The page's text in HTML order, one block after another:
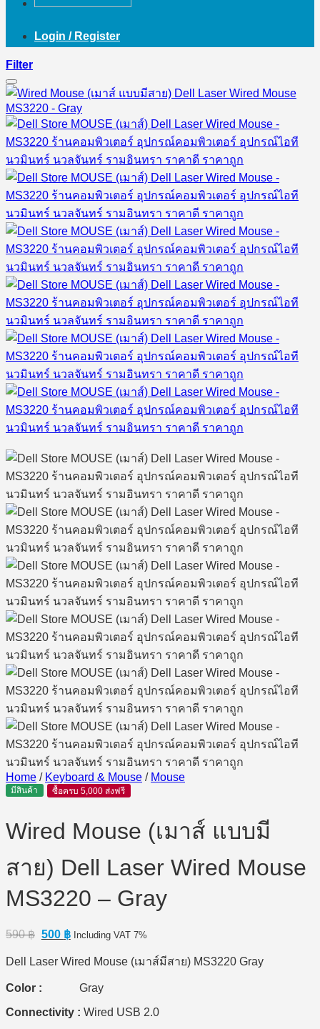
Login / Register
Filter
Home / Keyboard & Mouse / Mouse
มีสินค้า ซื้อครบ 5,000 ส่งฟรี
Wired Mouse (เมาส์ แบบมี
สาย) Dell Laser Wired Mouse
MS3220 – Gray
590฿ Original
was:
500 ฿Current
is:
Including VAT 7%
Dell Laser Wired Mouse (เมาส์มีสาย) MS3220 Gray
Color : Gray
Connectivity : Wired USB 2.0